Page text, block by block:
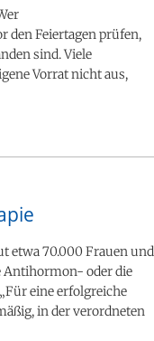
den Feiertagen prüfen,
sind. Viele
Vorrat nicht aus,
etwa 70.000 Frauen und
Antihormon- oder die
eine erfolgreiche
in der verordneten